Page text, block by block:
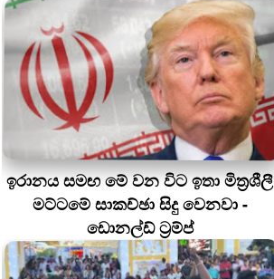
ඉරානය සමඟ මේ වන විට ඉතා මිත්‍රශීලී
මට්ටමේ සාකච්ඡා සිදු වෙනවා -
ඩොනල්ඩ් ට්‍රම්ප්